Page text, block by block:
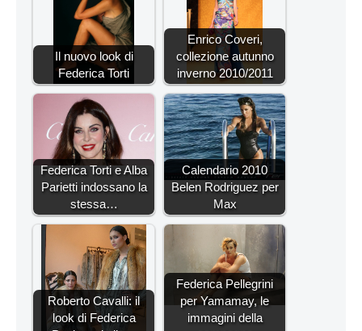
Il nuovo look di
Federica Torti
Enrico Coveri,
collezione autunno
inverno 2010/2011
Federica Torti e Alba
Parietti indossano la
stessa…
Calendario 2010
Belen Rodriguez per
Max
Roberto Cavalli: il
look di Federica
Federica Pellegrini
per Yamamay, le
immagini della